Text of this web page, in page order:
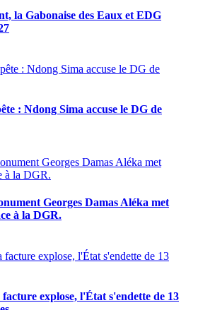
la Gabonaise des Eaux et EDG
: Ndong Sima accuse le DG de
Georges Damas Aléka met
à la DGR.
explose, l'État s'endette de 13